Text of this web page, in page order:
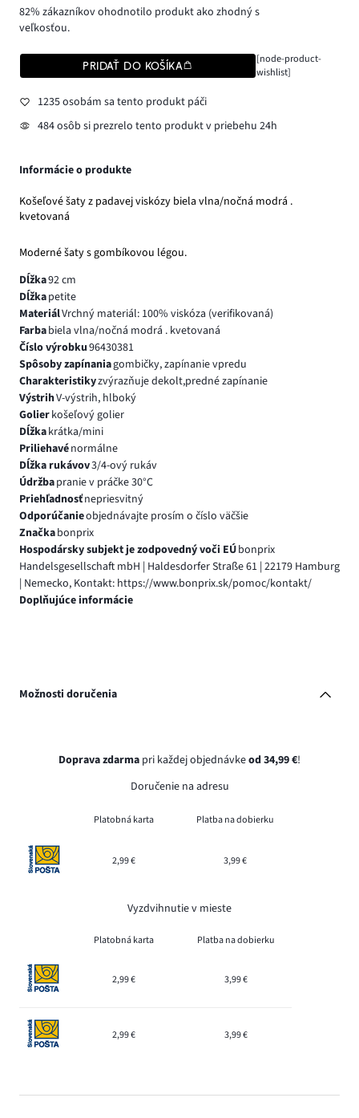
82% zákazníkov ohodnotilo produkt ako zhodný s
veľkosťou.
PRIDAŤ DO KOŠÍKA
[node-product-
wishlist]
1235 osobám sa tento produkt páči
484 osôb si prezrelo tento produkt v priebehu 24h
Informácie o produkte
Košeľové šaty z padavej viskózy biela vlna/nočná modrá .
kvetovaná
Moderné šaty s gombíkovou légou.
Dĺžka92 cm
Dĺžkapetite
MateriálVrchný materiál: 100% viskóza (verifikovaná)
Farbabiela vlna/nočná modrá . kvetovaná
Číslo výrobku96430381
Spôsoby zapínaniagombičky, zapínanie vpredu
Charakteristikyzvýrazňuje dekolt,predné zapínanie
VýstrihV-výstrih, hlboký
Golierkošeľový golier
Dĺžkakrátka/mini
Priliehavénormálne
Dĺžka rukávov3/4-ový rukáv
Údržbapranie v práčke 30°C
Priehľadnosťnepriesvitný
Odporúčanieobjednávajte prosím o číslo väčšie
Značkabonprix
Hospodársky subjekt je zodpovedný voči EÚbonprix
Handelsgesellschaft mbH | Haldesdorfer Straße 61 | 22179 Hamburg
| Nemecko, Kontakt: https://www.bonprix.sk/pomoc/kontakt/
Doplňujúce informácie
Možnosti doručenia
Doprava zdarma pri každej objednávkeod 34,99 €!
Doručenie na adresu
Platobná karta Platba na dobierku
2,99 € 3,99 €
Vyzdvihnutie v mieste
Platobná karta Platba na dobierku
2,99 € 3,99 €
2,99 € 3,99 €